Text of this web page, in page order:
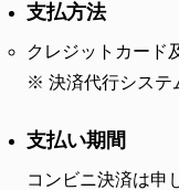
支払方法
クレジットカード
決済代行システ
支払い期間
コンビニ決済は申